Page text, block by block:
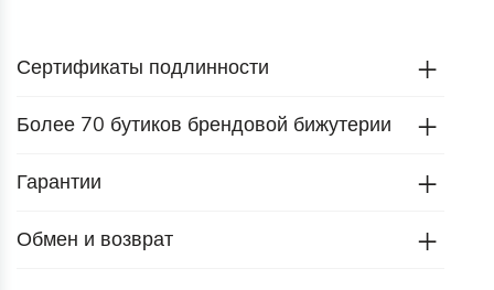
Сертификаты подлинности
Более 70 бутиков брендовой бижутерии
Гарантии
Обмен и возврат